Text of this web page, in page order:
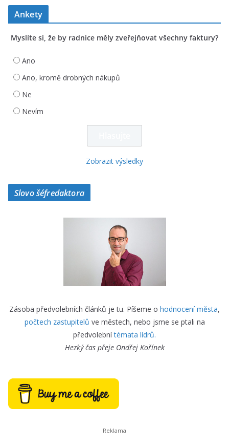
Ankety
Myslíte si, že by radnice měly zveřejňovat všechny faktury?
Ano
Ano, kromě drobných nákupů
Ne
Nevím
Zobrazit výsledky
Slovo šéfredaktora
Zásoba předvolebních článků je tu. Píšeme o hodnocení města,
počtech zastupitelů ve městech, nebo jsme se ptali na
předvolebnítémata lídrů.
Hezký čas přeje Ondřej Kořínek